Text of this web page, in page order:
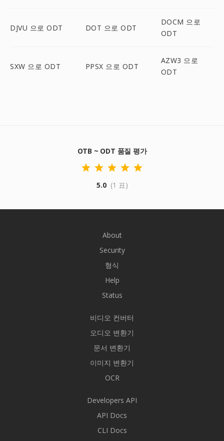
DJVU 으로 ODT DOT 으로 ODT
DOCM 으로
ODT
SXW 으로 ODT PPSX 으로 ODT
AZW3 으로
ODT
OTB ~ ODT 품질 평가
5.0 (1 표)
About
Security
형식
Help
Status
비디오 컨버터
오디오 변환기
문서 변환기
이미지 변환기
OCR
Developers API
API Docs
CLI Docs